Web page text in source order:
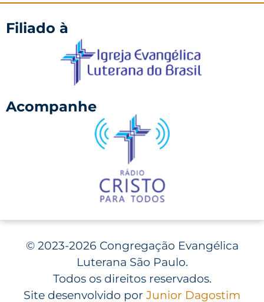
Filiado à
Acompanhe
©2023-2026 Congregação Evangélica
Luterana São Paulo.
Todos os direitos reservados.
Site desenvolvido por Junior Dagostim